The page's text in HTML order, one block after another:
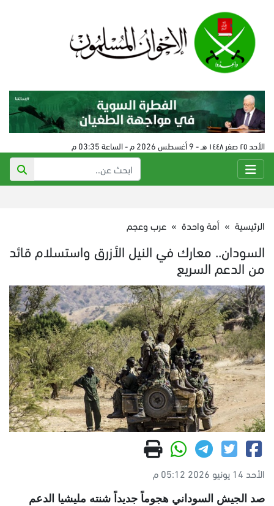
الأحد ٢٥ صفر ١٤٤٨ هـ - 9 أغسطس 2026 م - الساعة 03:35 م
الرئيسية » أمة واحدة » عرب وعجم
السودان.. معارك في النيل الأزرق واستسلام قائد
من الدعم السريع
الأحد 14 يونيو 2026 05:12 م
صد الجيش السوداني هجوماً جديداً شنته مليشيا الدعم